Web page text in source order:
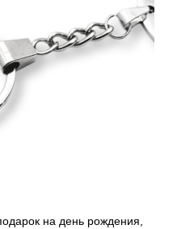
на день рождения,